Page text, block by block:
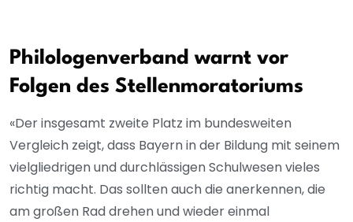
Philologenverband warnt vor
Folgen des Stellenmoratoriums
«Der insgesamt zweite Platz im bundesweiten
Vergleich zeigt, dass Bayern in der Bildung mit seinem
vielgliedrigen und durchlässigen Schulwesen vieles
richtig macht. Das sollten auch die anerkennen, die
am großen Rad drehen und wieder einmal